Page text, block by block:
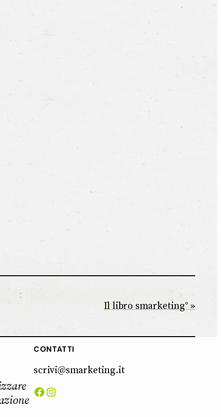
Il libro smarketing°
CONTATTI
scrivi@smarketing.it
Facebook Instagram